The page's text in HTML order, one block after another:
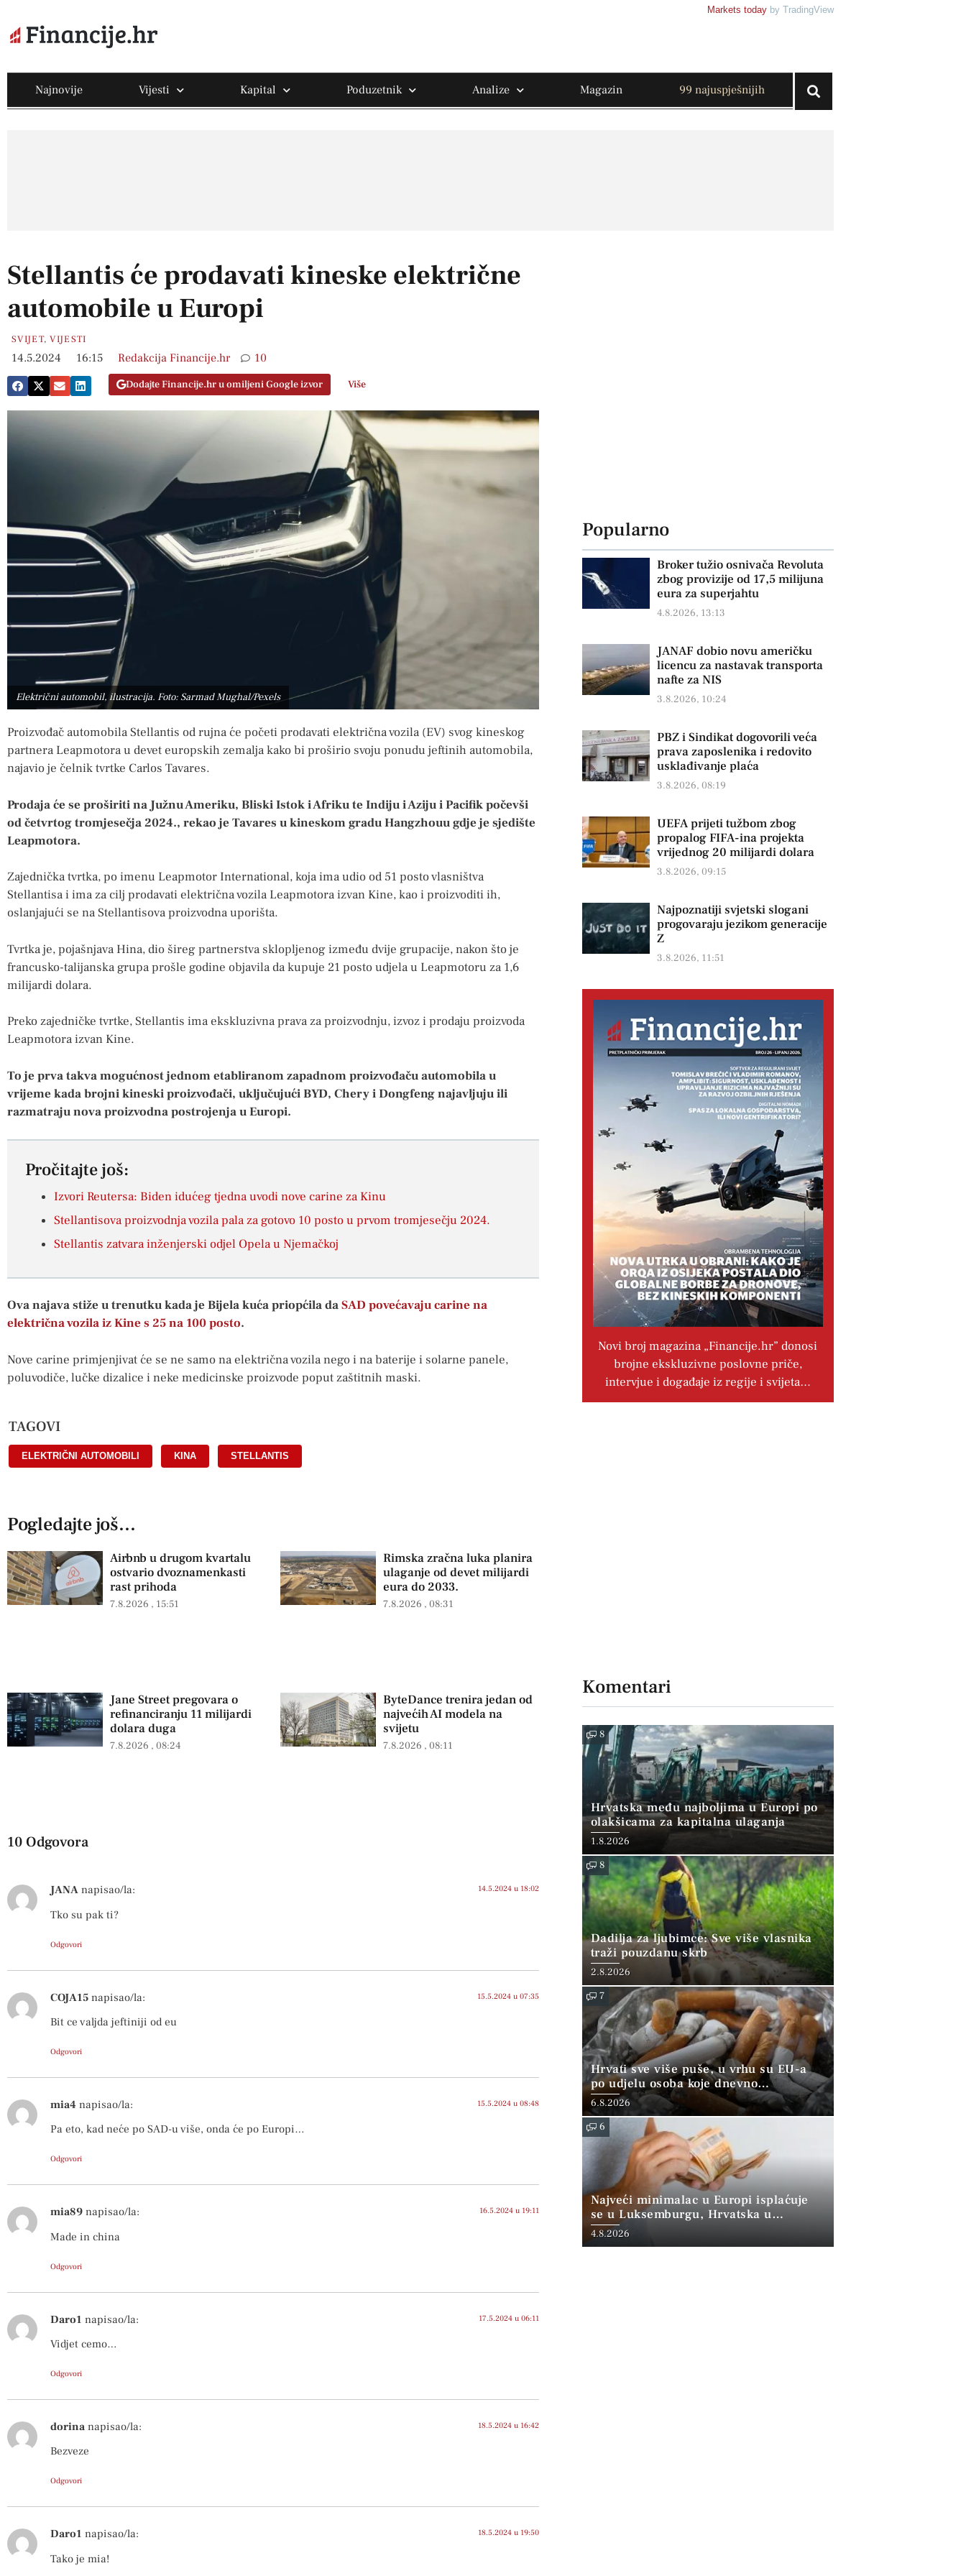
Markets today by TradingView
Najnovije Vijesti Kapital Poduzetnik Analize Magazin 99 najuspješnijih
Stellantis će prodavati kineske električne
automobile u Europi
SVIJET,VIJESTI
14.5.2024 16:15 Redakcija Financije.hr 10
Dodajte Financije.hr u omiljeni Google izvor Više
Električni automobil, ilustracija. Foto: Sarmad Mughal/Pexels
Proizvođač automobila Stellantis od rujna će početi prodavati električna vozila (EV) svog kineskog
partnera Leapmotora u devet europskih zemalja kako bi proširio svoju ponudu jeftinih automobila,
najavio je čelnik tvrtke Carlos Tavares.
Prodaja će se proširiti na Južnu Ameriku, Bliski Istok i Afriku te Indiju i Aziju i Pacifik počevši
od četvrtog tromjesečja 2024., rekao je Tavares u kineskom gradu Hangzhouu gdje je sjedište
Leapmotora.
Zajednička tvrtka, po imenu Leapmotor International, koja ima udio od 51 posto vlasništva
Stellantisa i ima za cilj prodavati električna vozila Leapmotora izvan Kine, kao i proizvoditi ih,
oslanjajući se na Stellantisova proizvodna uporišta.
Tvrtka je, pojašnjava Hina, dio šireg partnerstva sklopljenog između dvije grupacije, nakon što je
francusko-talijanska grupa prošle godine objavila da kupuje 21 posto udjela u Leapmotoru za 1,6
milijardi dolara.
Preko zajedničke tvrtke, Stellantis ima ekskluzivna prava za proizvodnju, izvoz i prodaju proizvoda
Leapmotora izvan Kine.
To je prva takva mogućnost jednom etabliranom zapadnom proizvođaču automobila u
vrijeme kada brojni kineski proizvođači, uključujući BYD, Chery i Dongfeng najavljuju ili
razmatraju nova proizvodna postrojenja u Europi.
Pročitajte još:
Izvori Reutersa: Biden idućeg tjedna uvodi nove carine za Kinu
Stellantisova proizvodnja vozila pala za gotovo 10 posto u prvom tromjesečju 2024.
Stellantis zatvara inženjerski odjel Opela u Njemačkoj
Ova najava stiže u trenutku kada je Bijela kuća priopćila daSAD povećavaju carine na
električna vozila iz Kine s 25 na 100 posto.
Nove carine primjenjivat će se ne samo na električna vozila nego i na baterije i solarne panele,
poluvodiče, lučke dizalice i neke medicinske proizvode poput zaštitnih maski.
TAGOVI
ELEKTRIČNI AUTOMOBILI KINA STELLANTIS
Pogledajte još...
Airbnb u drugom kvartalu
ostvario dvoznamenkasti
rast prihoda
7.8.2026 15:51
Rimska zračna luka planira
ulaganje od devet milijardi
eura do 2033.
7.8.2026 08:31
Jane Street pregovara o
refinanciranju 11 milijardi
dolara duga
7.8.2026 08:24
ByteDance trenira jedan od
najvećih AI modela na
svijetu
7.8.2026 08:11
10 Odgovora
JANA napisao/la: 14.5.2024 u 18:02
Tko su pak ti?
Odgovori
COJA15 napisao/la: 15.5.2024 u 07:35
Bit ce valjda jeftiniji od eu
Odgovori
mia4 napisao/la: 15.5.2024 u 08:48
Pa eto, kad neće po SAD-u više, onda će po Europi…
Odgovori
mia89 napisao/la: 16.5.2024 u 19:11
Made in china
Odgovori
Daro1 napisao/la: 17.5.2024 u 06:11
Vidjet cemo…
Odgovori
dorina napisao/la: 18.5.2024 u 16:42
Bezveze
Odgovori
Daro1 napisao/la: 18.5.2024 u 19:50
Tako je mia!
Popularno
Broker tužio osnivača Revoluta
zbog provizije od 17,5 milijuna
eura za superjahtu
4.8.2026, 13:13
JANAF dobio novu američku
licencu za nastavak transporta
nafte za NIS
3.8.2026, 10:24
PBZ i Sindikat dogovorili veća
prava zaposlenika i redovito
usklađivanje plaća
3.8.2026, 08:19
UEFA prijeti tužbom zbog
propalog FIFA-ina projekta
vrijednog 20 milijardi dolara
3.8.2026, 09:15
Najpoznatiji svjetski slogani
progovaraju jezikom generacije
Z
3.8.2026, 11:51
Novi broj magazina „Financije.hr” donosi
brojne ekskluzivne poslovne priče,
intervjue i događaje iz regije i svijeta…
Komentari
8
Hrvatska među najboljima u Europi po
olakšicama za kapitalna ulaganja
1.8.2026
8
Dadilja za ljubimce: Sve više vlasnika
traži pouzdanu skrb
2.8.2026
7
Hrvati sve više puše, u vrhu su EU-a
po udjelu osoba koje dnevno
konzumiraju duhan
6.8.2026
6
Najveći minimalac u Europi isplaćuje
se u Luksemburgu, Hrvatska u
“srednjoj skupini”
4.8.2026